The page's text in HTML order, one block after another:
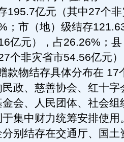
195.7亿元（其中27个
；市（地）级结存
亿元），占26.26%；
个非灾省市54.56亿元
款物结存具体分布在 17
政、慈善协会、红十字
会、人民团体、社会组
集中财力统筹安排使用
别结存在交通厅、国土